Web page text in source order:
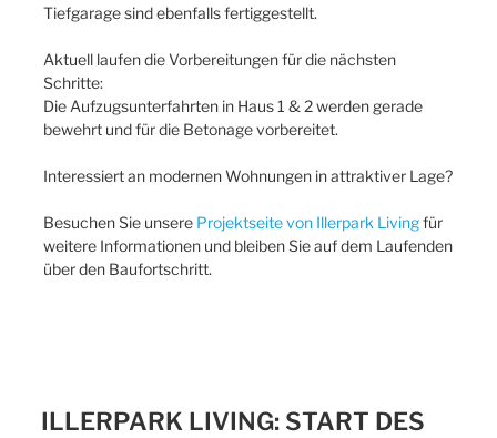
Tiefgarage sind ebenfalls fertiggestellt.
Aktuell laufen die Vorbereitungen für die nächsten
Schritte:
Die Aufzugsunterfahrten in Haus 1 & 2 werden gerade
bewehrt und für die Betonage vorbereitet.
Interessiert an modernen Wohnungen in attraktiver Lage?
Besuchen Sie unsere Projektseite von Illerpark Livingfür
weitere Informationen und bleiben Sie auf dem Laufenden
über den Baufortschritt.
ILLERPARK LIVING: START DES